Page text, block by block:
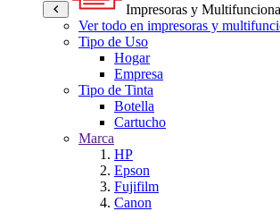
Impresoras y
Ver todo en impresoras y
Tipo de Uso
Hogar
Empresa
Tipo de Tinta
Botella
Cartucho
Marca
HP
Epson
Fujifilm
Canon